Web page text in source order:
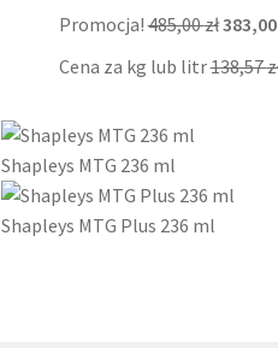
Promocja!485,00zł383,00
Cena za kg lub litr138,57
Shapleys MTG 236 ml
Shapleys MTG Plus 236 ml